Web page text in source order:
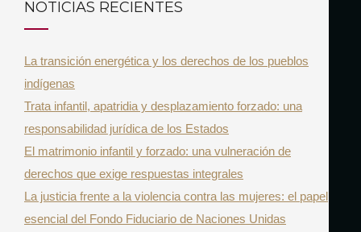
c
f
o
r
:
NOTICIAS RECIENTES
La transición energética y los derechos de los pueblos
indígenas
Trata infantil, apatridia y desplazamiento forzado: una
responsabilidad jurídica de los Estados
El matrimonio infantil y forzado: una vulneración de
derechos que exige respuestas integrales
La justicia frente a la violencia contra las mujeres: el papel
esencial del Fondo Fiduciario de Naciones Unidas